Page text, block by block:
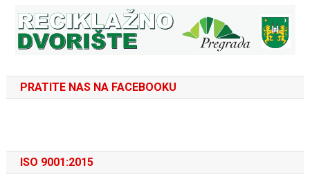
PRATITE NAS NA FACEBOOKU
ISO 9001:2015